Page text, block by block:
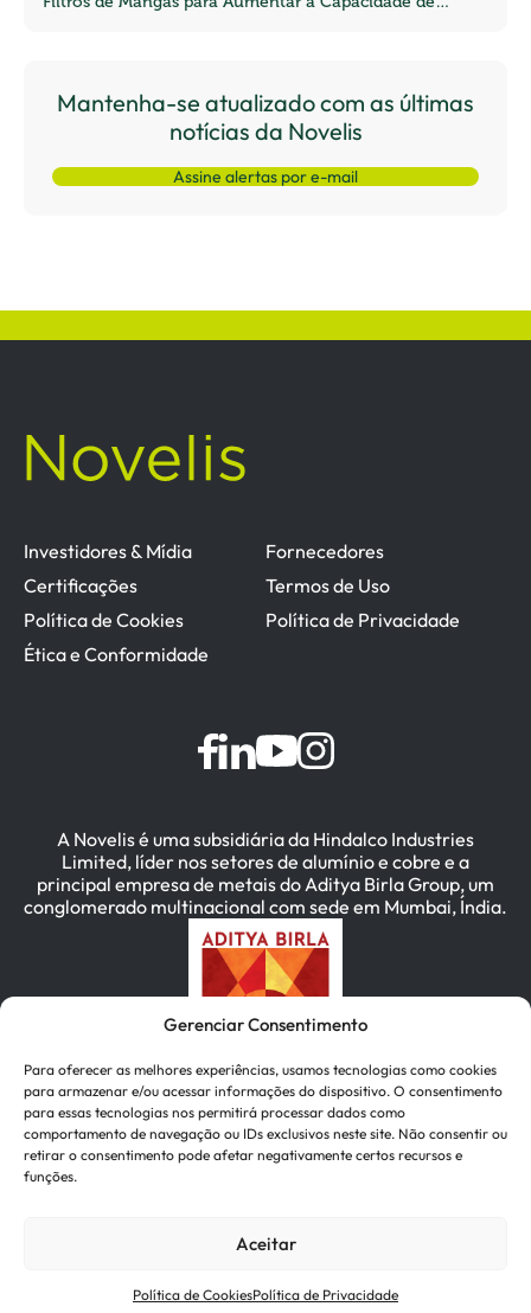
Gerenciar Consentimento
Para oferecer as melhores experiências, usamos tecnologias como cookies
para armazenar e/ou acessar informações do dispositivo. O consentimento
para essas tecnologias nos permitirá processar dados como
comportamento de navegação ou IDs exclusivos neste site. Não consentir ou
retirar o consentimento pode afetar negativamente certos recursos e
funções.
Aceitar
Política de CookiesPolítica de Privacidade
Mantenha-se atualizado com as últimas
notícias da Novelis
Assine alertas por e-mail
Investidores & Mídia
Fornecedores
Certificações
Termos de Uso
Política de Cookies
Política de Privacidade
Ética e Conformidade
A Novelis é uma subsidiária da Hindalco Industries
Limited, líder nos setores de alumínio e cobre e a
principal empresa de metais do Aditya Birla Group, um
conglomerado multinacional com sede em Mumbai, Índia.